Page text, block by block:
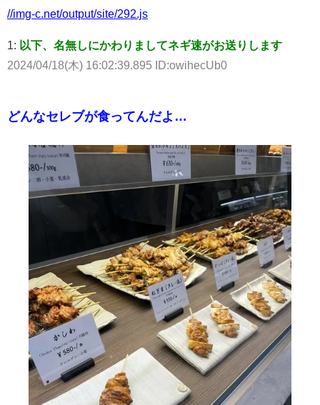
//img-c.net/output/site/292.js
1: 以下、名無しにかわりましてネギ速がお送りします
2024/04/18(木) 16:02:39.895 ID:owihecUb0
どんなセレブが食ってんだよ…